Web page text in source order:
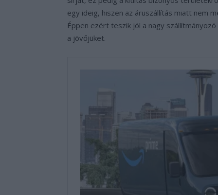
egy ideig, hiszen az áruszállítás miatt nem
Éppen ezért teszik jól a nagy
a jövőjüket.